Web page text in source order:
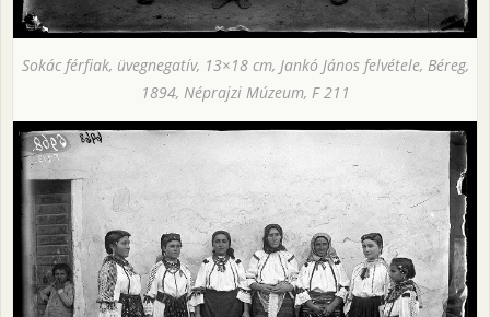
Sokác férfiak, üvegnegatív, 13×18 cm, Jankó János felvétele, Béreg,
1894, Néprajzi Múzeum, F 211